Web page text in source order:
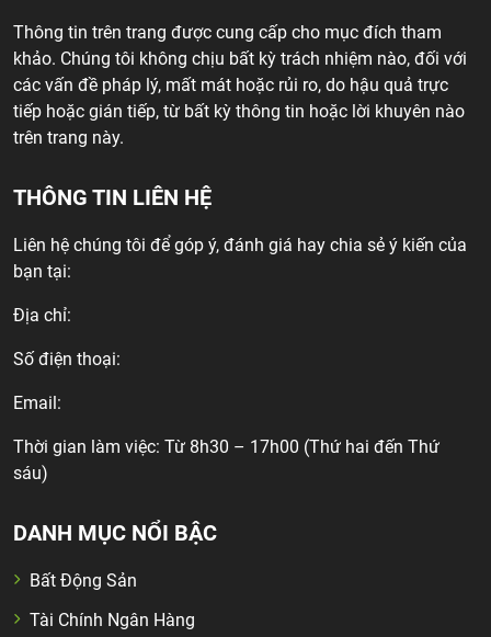
Thông tin trên trang được cung cấp cho mục đích tham
khảo. Chúng tôi không chịu bất kỳ trách nhiệm nào, đối với
các vấn đề pháp lý, mất mát hoặc rủi ro, do hậu quả trực
tiếp hoặc gián tiếp, từ bất kỳ thông tin hoặc lời khuyên nào
trên trang này.
THÔNG TIN LIÊN HỆ
Liên hệ chúng tôi để góp ý, đánh giá hay chia sẻ ý kiến của
bạn tại:
Địa chỉ:
Số điện thoại:
Email:
Thời gian làm việc: Từ 8h30 – 17h00 (Thứ hai đến Thứ
sáu)
DANH MỤC NỔI BẬC
Bất Động Sản
Tài Chính Ngân Hàng